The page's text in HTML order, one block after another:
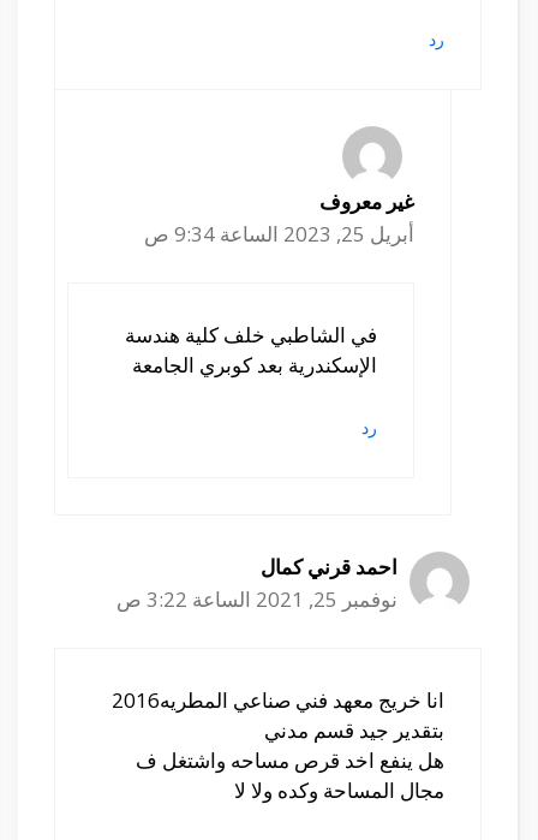
رد
غير معروف
أبريل 25, 2023 الساعة 9:34 ص
في الشاطبي خلف كلية هندسة
الإسكندرية بعد كوبري الجامعة
رد
احمد قرني كمال
نوفمبر 25, 2021 الساعة 3:22 ص
انا خريج معهد فني صناعي المطريه2016
بتقدير جيد قسم مدني
هل ينفع اخد قرص مساحه واشتغل ف
مجال المساحة وكده ولا لا